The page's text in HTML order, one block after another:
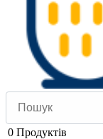
0 Продуктів